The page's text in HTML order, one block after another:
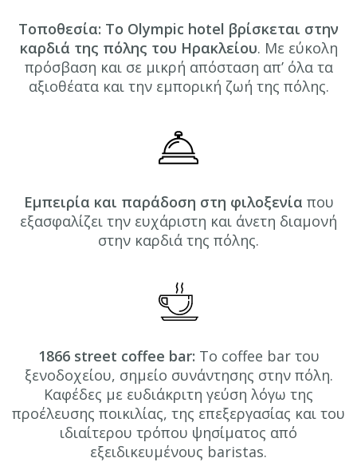
Τοποθεσία: Το Olympic hotel βρίσκεται στην
καρδιά της πόλης του Ηρακλείου. Με εύκολη
πρόσβαση και σε μικρή απόσταση απ’ όλα τα
αξιοθέατα και την εμπορική ζωή της πόλης.
Εμπειρία και παράδοση στη φιλοξενία που
εξασφαλίζει την ευχάριστη και άνετη διαμονή
στην καρδιά της πόλης.
1866 street coffee bar: Το coffee bar του
ξενοδοχείου, σημείο συνάντησης στην πόλη.
Καφέδες με ευδιάκριτη γεύση λόγω της
προέλευσης ποικιλίας, της επεξεργασίας και του
ιδιαίτερου τρόπου ψησίματος από
εξειδικευμένους baristas.